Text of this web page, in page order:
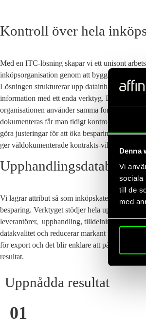
Denna
Vi
sociala
till de
med
Kontroll över hela
Med en ITC-lösning skapar vi ett unisont
inköpsorganisation genom att bygga ett verktyg
Lösningen strukturerar upp datainhämtningen
information med ett enda verktyg. Det blir
organisationen använder samma format. I och
dokumenteras får man tidigt kontroll över
göra justeringar för att öka besparingarna och
ger väldokumenterade kontrakts-villkor
Upphandlingsdatabas
Vi lagrar attribut så som inköpskategori,
besparing. Verktyget stödjer hela
leverantörer, upphandling, tilldelning och de
datakvalitet och reducerar markant
för export och det blir enklare att påvisa
resultat.
Uppnådda resultat
01